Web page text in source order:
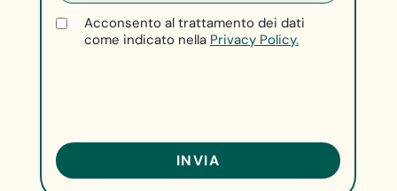
Acconsento al trattamento dei dati
come indicato nella Privacy Policy.